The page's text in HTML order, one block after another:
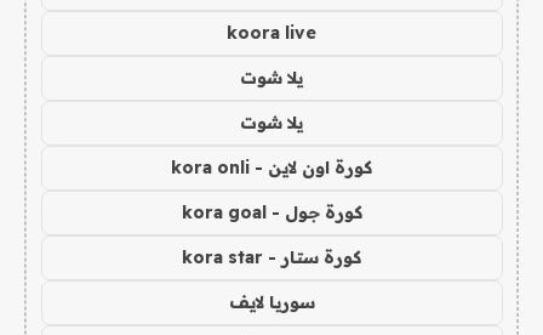
koora live
يلا شوت
يلا شوت
كورة اون لاين - kora onli
كورة جول - kora goal
كورة ستار - kora star
سوريا لايف